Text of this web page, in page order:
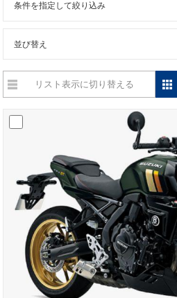
条件を指定して絞り込み
並び替え
リスト表示に切り替える